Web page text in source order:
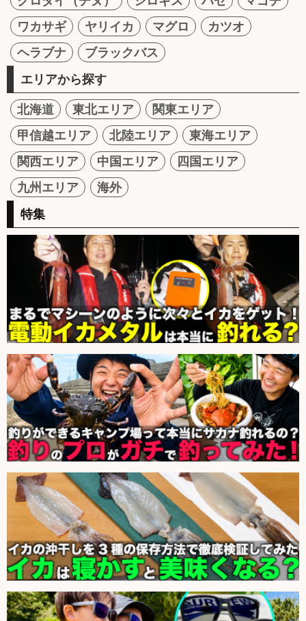
ワカサギ
ヤリイカ マグロ
カツオ
ヘラブナ
ブラックバス
エリアから探す
北海道 東北エリア
関東エリア
甲信越エリア
北陸エリア
東海エリア
関西エリア
中国エリア
四国エリア
九州エリア
海外
特集